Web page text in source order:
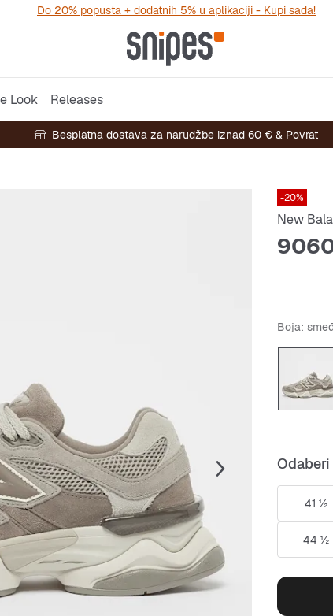
Do 20% popusta + dodatnih 5% u aplikaciji - Kupi sada!
Look Releases
Besplatna dostava za narudžbe iznad 60 € & Povrat
-20%
New
Boja:
41 ½
44 ½